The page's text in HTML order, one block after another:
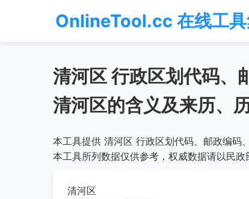
OnlineTool.cc 在线工
清河区 行政区划代码、
清河区的含义及来历、
本工具提供 清河区 行政区划代码、邮政编码
本工具所列数据仅供参考，权威数据请以民政
清河区